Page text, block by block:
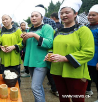
السياحة والبيئة
الصور